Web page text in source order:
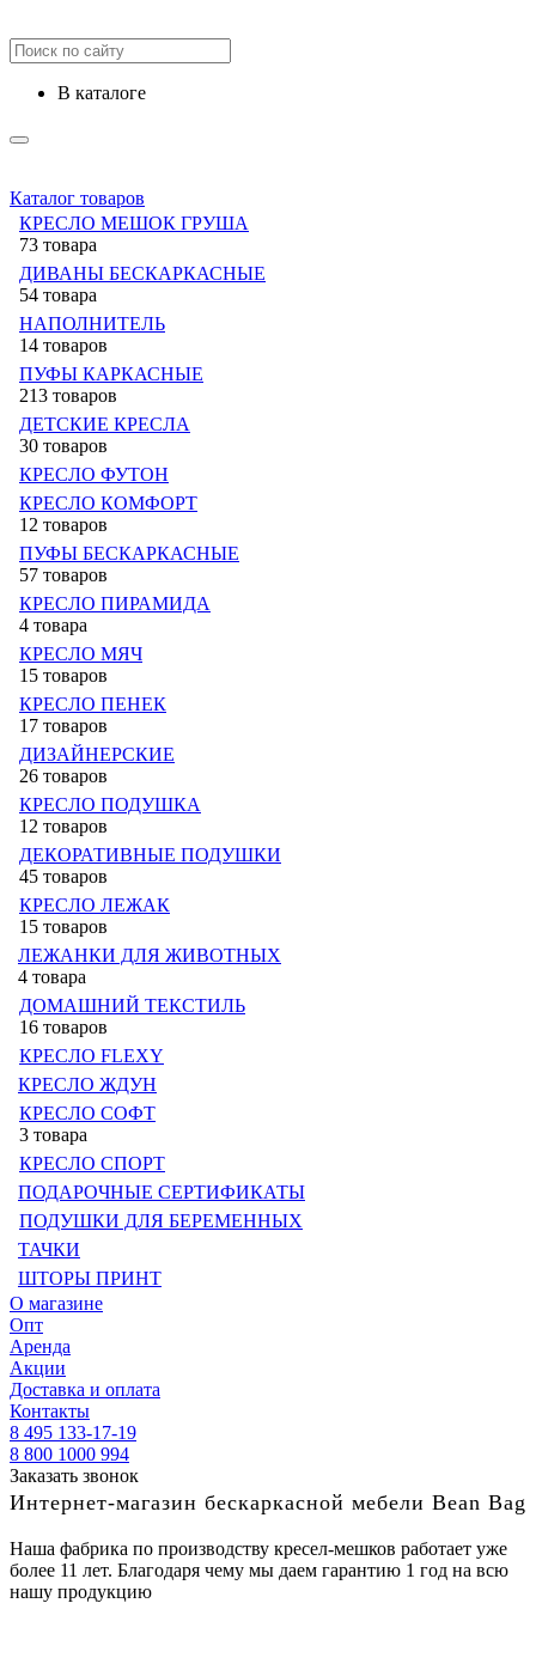
в каталоге
Каталог товаров
КРЕСЛО МЕШОК ГРУША
73 товара
ДИВАНЫ БЕСКАРКАСНЫЕ
54 товара
НАПОЛНИТЕЛЬ
14 товаров
ПУФЫ КАРКАСНЫЕ
213 товаров
ДЕТСКИЕ КРЕСЛА
30 товаров
КРЕСЛО ФУТОН
КРЕСЛО КОМФОРТ
12 товаров
ПУФЫ БЕСКАРКАСНЫЕ
57 товаров
КРЕСЛО ПИРАМИДА
4 товара
КРЕСЛО МЯЧ
15 товаров
КРЕСЛО ПЕНЕК
17 товаров
ДИЗАЙНЕРСКИЕ
26 товаров
КРЕСЛО ПОДУШКА
12 товаров
ДЕКОРАТИВНЫЕ ПОДУШКИ
45 товаров
КРЕСЛО ЛЕЖАК
15 товаров
ЛЕЖАНКИ ДЛЯ ЖИВОТНЫХ
4 товара
ДОМАШНИЙ ТЕКСТИЛЬ
16 товаров
КРЕСЛО FLEXY
КРЕСЛО ЖДУН
КРЕСЛО СОФТ
3 товара
КРЕСЛО СПОРТ
ПОДАРОЧНЫЕ СЕРТИФИКАТЫ
ПОДУШКИ ДЛЯ БЕРЕМЕННЫХ
ТАЧКИ
ШТОРЫ ПРИНТ
О магазине
Опт
Аренда
Акции
Доставка и оплата
Контакты
8 495 133-17-19
8 800 1000 994
Заказать звонок
Интернет-магазин бескаркасной мебели Bean Bag
Наша фабрика по производству кресел-мешков работает уже
более 11 лет. Благодаря чему мы даем гарантию 1 год на всю
нашу продукцию